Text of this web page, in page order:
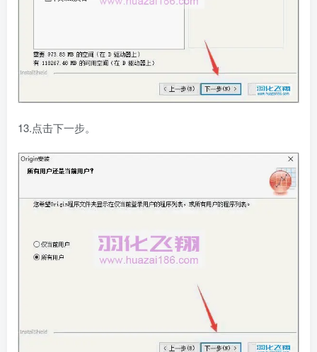
13.点击下一步。